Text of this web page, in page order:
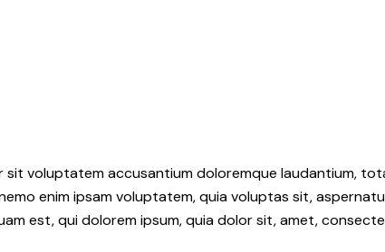
voluptatem accusantium doloremque laudantium,
enim ipsam voluptatem, quia voluptas sit,
est, qui dolorem ipsum, quia dolor sit, amet,